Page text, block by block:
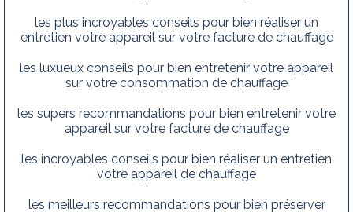
les plus incroyables conseils pour bien réaliser un
entretien votre appareil sur votre facture de chauffage
les luxueux conseils pour bien entretenir votre appareil
sur votre consommation de chauffage
les supers recommandations pour bien entretenir votre
appareil sur votre facture de chauffage
les incroyables conseils pour bien réaliser un entretien
votre appareil de chauffage
les meilleurs recommandations pour bien préserver